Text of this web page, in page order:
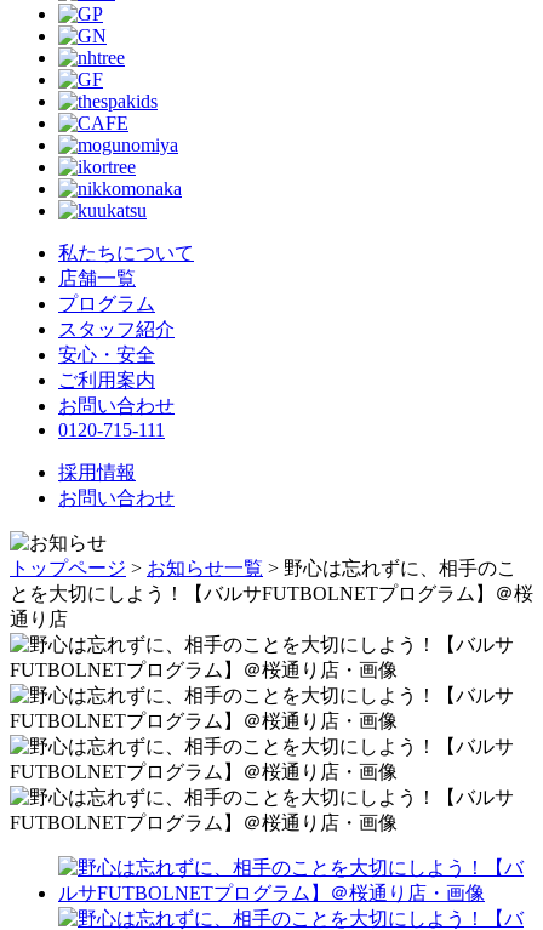
私たちについて
店舗一覧
プログラム
スタッフ紹介
安心・安全
ご利用案内
お問い合わせ
0120-715-111
採用情報
お問い合わせ
トップページ > お知らせ一覧 > 野心は忘れずに、相手のこ
とを大切にしよう！【バルサFUTBOLNETプログラム】＠桜
通り店